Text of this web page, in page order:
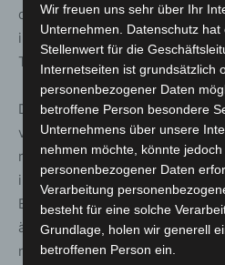
die flächendeckende
in den Wohngebäuden zu
Todesfälle geführt hat“, so
Die Anzahl der Todesfälle hat
von Rauchwarnmeldern in
reduziert, aber immer noch
insgesamt 324 Menschen an
Brandereignissen. Mehr als 70
älter als 60 Jahre. „Hier wird
noch ältere und eher hilflose
Wir freuen uns sehr über Ihr
Unternehmen. Datenschutz
Stellenwert für die
Internetseiten ist grundsätzlich
personenbezogener Daten
betroffene Person besondere
Unternehmens über unsere
nehmen möchte, könnte
personenbezogener Daten
Verarbeitung
besteht für eine solche
Grundlage, holen wir generell
betroffenen Person ein.